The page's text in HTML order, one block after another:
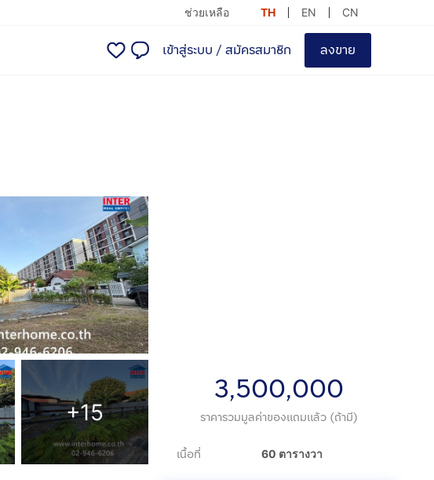
ช่วยเหลือ TH EN CN
เข้าสู่ระบบ / สมัครสมาชิก ลงขาย
+15
3,500,000
ราคารวมมูลค่าของแถมแล้ว (ถ้ามี)
เนื้อที่ 60 ตารางวา